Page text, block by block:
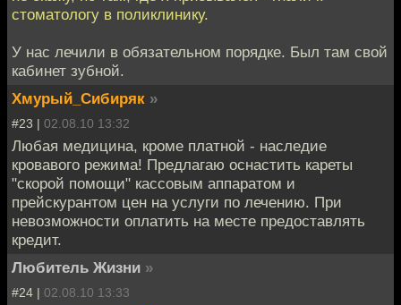
стоматологу в поликлинику.
У нас лечили в обязательном порядке. Был там свой
кабинет зубной.
Хмурый_Сибиряк »
#23 | 02.08.10 13:32
Любая медицина, кроме платной - наследие
кровавого режима! Предлагаю оснастить кареты
"скорой помощи" кассовым аппаратом и
прейскурантом цен на услуги по лечению. При
невозможности оплатить на месте предоставлять
кредит.
Любитель Жизни »
#24 | 02.08.10 13:33